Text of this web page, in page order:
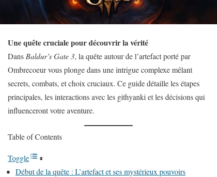
Une quête cruciale pour découvrir la vérité
Dans Baldur’s Gate 3, la quête autour de l’artefact porté par
Ombrecoeur vous plonge dans une intrigue complexe mêlant
secrets, combats, et choix cruciaux. Ce guide détaille les étapes
principales, les interactions avec les githyanki et les décisions qui
influenceront votre aventure.
Table of Contents
Toggle
Début de la quête : L’artefact et ses mystérieux pouvoirs